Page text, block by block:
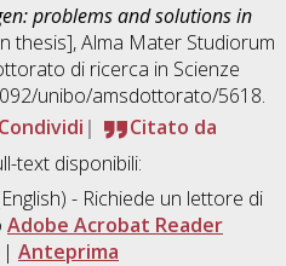
problems and solutions in
thesis], Alma Mater Studiorum
di ricerca in Scienze
unibo/amsdottorato/5618.
Citato da
text disponibili:
- Richiede un lettore di
Adobe Acrobat Reader
| Anteprima